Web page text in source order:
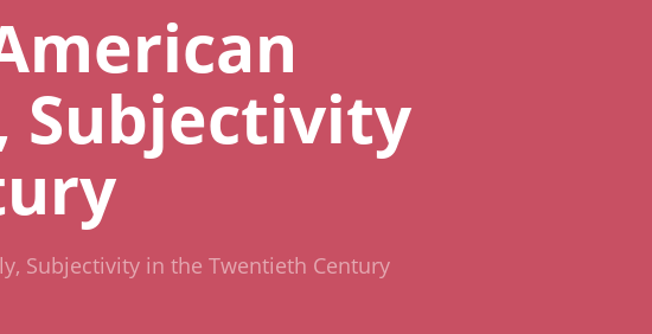
Subjectivity
Subjectivity in the Twentieth Century